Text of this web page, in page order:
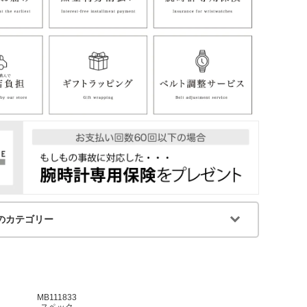
カテゴリー
MB111833